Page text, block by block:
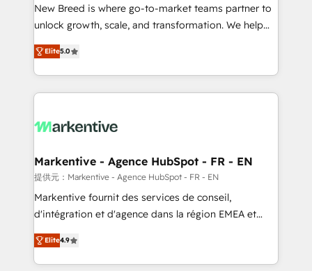
Marketo・Pardot等からの移行、カスタム設計、履歴
データ移行と活用設計まで。 ▸ AEO対応：ChatGPT・
ンツとサイト構造を最適化。 🏆 なぜ100incを選ぶの
か？ ✓ HubSpot Eliteパートナー認定 ✓ HubSpotアワ
ード受賞・HUGリーダー ✓ ISO27001:2022 /
HubSpot大百科 出版 CRM・AI活用に関するご相談、現
せください。
to automate growth. 🏆 Elite Excellence - 8 platform
accreditations and deep HIPAA-compliance
expertise. - A team of 250+ experts dedicated to
your resilient growth.
New Breed is where go-to-market teams partner to
unlock growth, scale, and transformation. We help
companies activate HubSpot’s AI-powered
customer platform and operationalize HubSpot’s
Loop Marketing framework through expert-led
services, smart agents, and purpose-built apps,
results, fast. ⚙️CRM & RevOps: Align all Hubs to your
🎯Demand Gen & ABM: Drive pipeline with inbound,
ABM, AEO, SEO, & paid media. 👩‍💻Web Design:
Build high-performing websites with UX, messaging,
& conversion strategy that drive results. 🤖AI
AI, & maximize AEO with tailored AI services. 🧩
Integrations: Extend HubSpot with custom
Elite5.0
Markentive - Agence HubSpot - FR - EN
提供元：Markentive - Agence HubSpot - FR - EN
Markentive fournit des services de conseil,
d'intégration et d'agence dans la région EMEA et
North America. Avec plus de 115 experts en
marketing automation, Growth, Revops, CRM et
webdesign. Markentive is both a consulting firm, a
Elite4.9